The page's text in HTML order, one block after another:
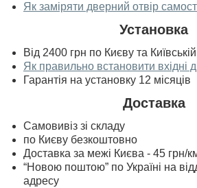
Як заміряти дверний отвір
Установка
Від 2400 грн по Києву та
Як правильно встановити вхідні
Гарантія на установку 12 місяців
Доставка
Самовивіз зі складу
по Києву безкоштовно
Доставка за межі Києва - 45 грн/
“Новою поштою” по Україні на
адресу